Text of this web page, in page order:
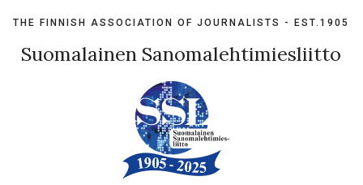
content
THE FINNISH ASSOCIATION OF JOURNALISTS - EST.1905
Suomalainen Sanomalehtimiesliitto